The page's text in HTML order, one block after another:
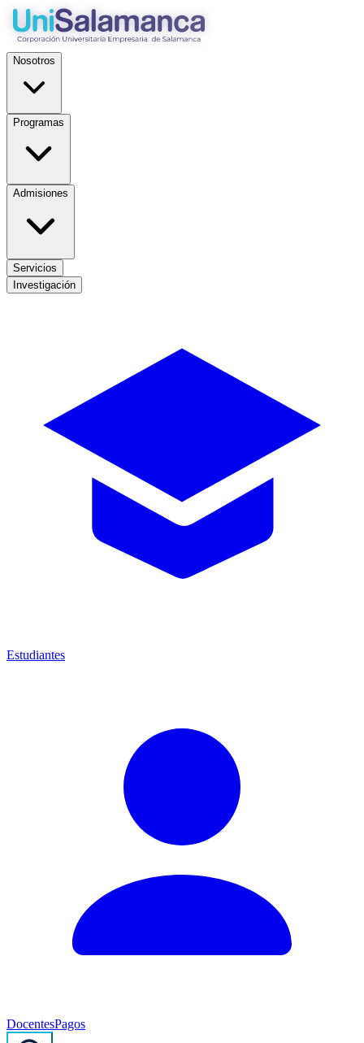
Nosotros
Programas
Admisiones
Servicios
Investigación
Estudiantes
DocentesPagos